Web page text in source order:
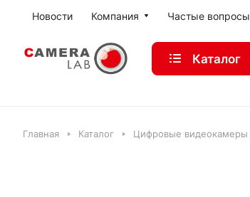
Новости Компания Частые вопросы
Каталог
Главная Каталог Цифровые видеокамеры